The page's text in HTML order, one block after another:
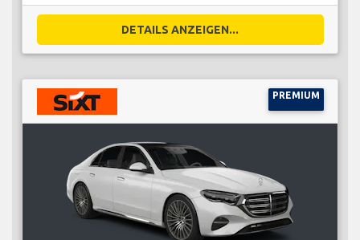
DETAILS ANZEIGEN...
PREMIUM